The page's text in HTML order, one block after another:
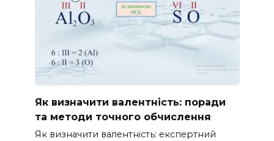
Як визначити валентність: поради
та методи точного обчислення
Як визначити валентність: експертний